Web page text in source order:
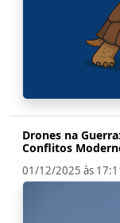
Drones na
Conflitos
01/12/2025 às